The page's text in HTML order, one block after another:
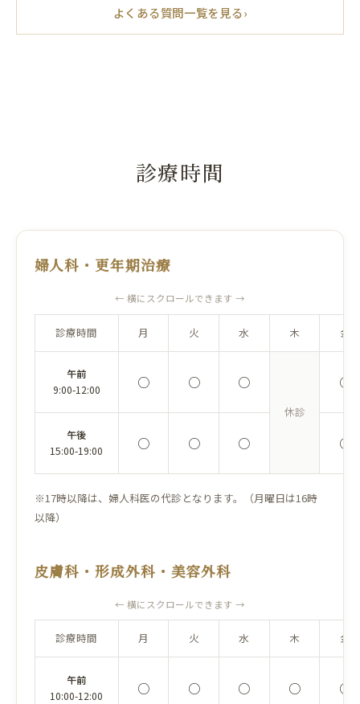
よくある質問一覧を見る›
診療時間
婦人科・更年期治療
← 横にスクロールできます →
診療時間 月 火 水 木 金
午前
9:00-12:00
午後
15:00-19:00
○
○
○
○
○
○
休診
○
○
※17時以降は、婦人科医の代診となります。（月曜日は16時
以降）
皮膚科・形成外科・美容外科
← 横にスクロールできます →
診療時間 月 火 水 木 金
午前
10:00-12:00
○ ○ ○ ○ ○